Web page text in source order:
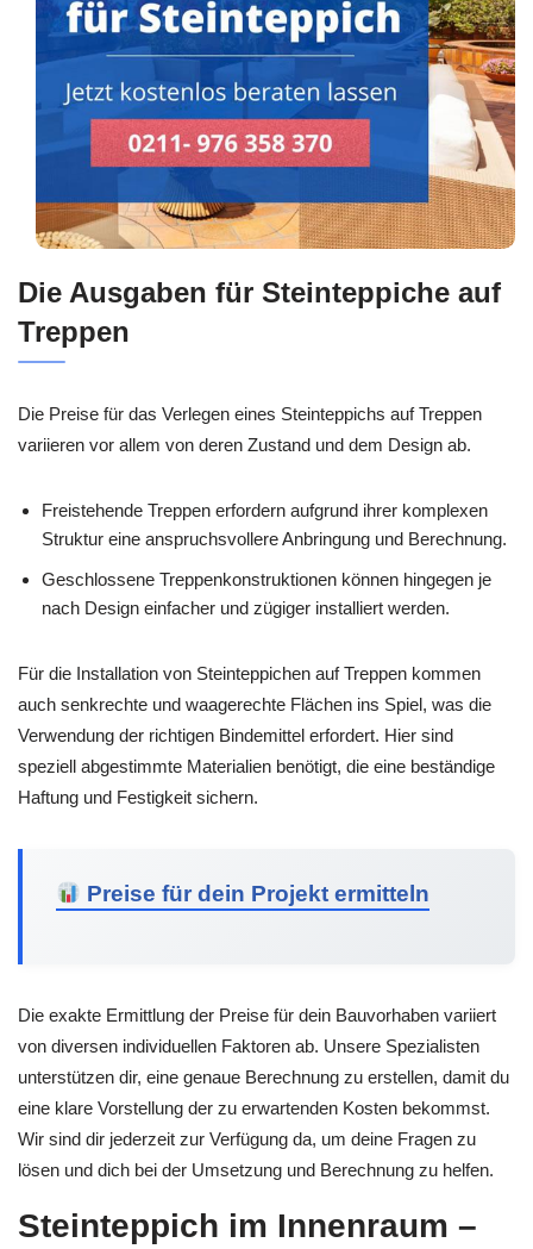
Die Ausgaben für Steinteppiche auf
Treppen
Die Preise für das Verlegen eines Steinteppichs auf Treppen
variieren vor allem von deren Zustand und dem Design ab.
Freistehende Treppen erfordern aufgrund ihrer komplexen
Struktur eine anspruchsvollere Anbringung und Berechnung.
Geschlossene Treppenkonstruktionen können hingegen je
nach Design einfacher und zügiger installiert werden.
Für die Installation von Steinteppichen auf Treppen kommen
auch senkrechte und waagerechte Flächen ins Spiel, was die
Verwendung der richtigen Bindemittel erfordert. Hier sind
speziell abgestimmte Materialien benötigt, die eine beständige
Haftung und Festigkeit sichern.
Preise für dein Projekt ermitteln
Die exakte Ermittlung der Preise für dein Bauvorhaben variiert
von diversen individuellen Faktoren ab. Unsere Spezialisten
unterstützen dir, eine genaue Berechnung zu erstellen, damit du
eine klare Vorstellung der zu erwartenden Kosten bekommst.
Wir sind dir jederzeit zur Verfügung da, um deine Fragen zu
lösen und dich bei der Umsetzung und Berechnung zu helfen.
Steinteppich im Innenraum –